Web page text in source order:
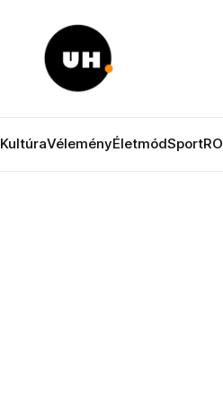
KultúraVéleményÉletmódSportRO